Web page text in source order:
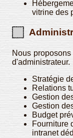
vitrine des
Nous
d'administrateur.
Stratégie
Relations
Gestion
Gestion
Budget
Fourniture
intranet